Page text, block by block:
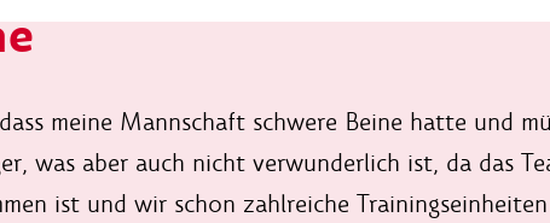
meine Mannschaft schwere Beine hatte und
was aber auch nicht verwunderlich ist, da das
ist und wir schon zahlreiche